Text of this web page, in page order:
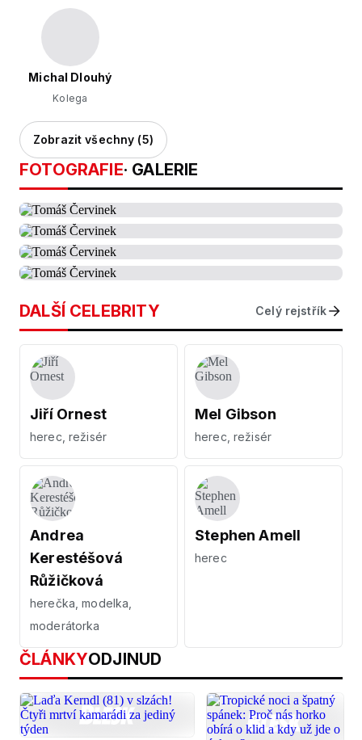
Michal Dlouhý
Kolega
Zobrazit všechny (5)
FOTOGRAFIE· GALERIE
DALŠÍ CELEBRITY Celý rejstřík
Jiří Ornest
herec, režisér
Mel Gibson
herec, režisér
Andrea
Kerestéšová
Růžičková
herečka, modelka,
moderátorka
Stephen Amell
herec
ČLÁNKYODJINUD